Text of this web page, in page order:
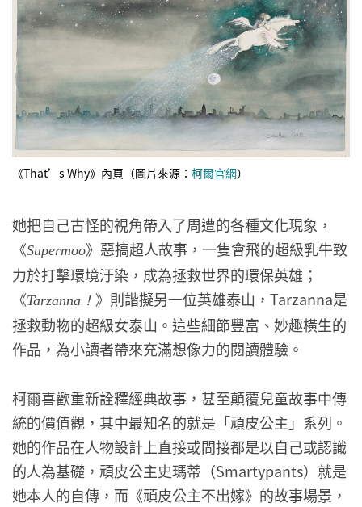
《That’s Why》內頁（圖片來源： 柯爾官網）
她把自己古怪的視角帶入了周遭的各種文化現象，
《Supermoo》惡搞超人故事，一隻會飛的超級乳牛致
力於打擊環境汙染，成為拯救世界的環保英雄；
《Tarzanna！ 》則諧擬另一位英雄泰山，Tarzanna是
拯救動物的超級女泰山。這些細節豐富、妙趣橫生的
作品，為小讀者帶來充滿想像力的閱讀體驗。
柯爾喜歡重新詮釋經典故事，甚至顛覆兒童故事中傳
統的價值觀，其中最知名的就是「頑皮公主」系列。
她的作品在人物設計上直接或間接都是以自己或認識
的人為基礎，頑皮公主史瑪蒂（Smartypants）就是
她本人的自傳，而《頑皮公主不出嫁》的故事場景，